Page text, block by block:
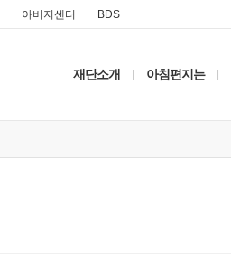
아버지센터 BDS
재단소개 아침편지는